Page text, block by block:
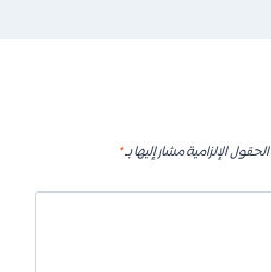
الحقول الإلزامية مشار إليها بـ*